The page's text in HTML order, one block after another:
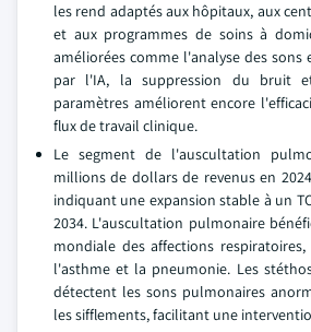
les rend adaptés aux hôpitaux, aux
et aux programmes de soins à
améliorées comme l'analyse des sons
par l'IA, la suppression du bruit
paramètres améliorent encore
flux de travail clinique.
Le segment de l'auscultation
millions de dollars de revenus en
indiquant une expansion stable à un
2034. L'auscultation pulmonaire
mondiale des affections
l'asthme et la pneumonie. Les
détectent les sons pulmonaires
les sifflements, facilitant une